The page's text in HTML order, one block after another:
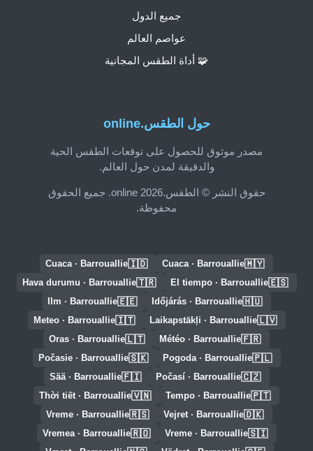
حول الطقس.online
مصدر موثوق للحصول على توقعات الطقس الحية
والدقيقة لمدن حول العالم.
حقوق النشر © الطقس.online 2026. جميع الحقوق
محفوظة.
جميع الدول
عواصم العالم
🧩 أداة الطقس المجانية
🇲🇾
Cuaca · Barrouallie
🇮🇩
Cuaca · Barrouallie
🇪🇸
El tiempo · Barrouallie
🇹🇷
Hava durumu · Barrouallie
🇭🇺
Időjárás · Barrouallie
🇪🇪
Ilm · Barrouallie
🇱🇻
Laikapstākļi · Barrouallie
🇮🇹
Meteo · Barrouallie
🇫🇷
Météo · Barrouallie
🇱🇹
Oras · Barrouallie
🇵🇱
Pogoda · Barrouallie
🇸🇰
Počasie · Barrouallie
🇨🇿
Počasí · Barrouallie
🇫🇮
Sää · Barrouallie
🇵🇹
Tempo · Barrouallie
🇻🇳
Thời tiết · Barrouallie
🇩🇰
Vejret · Barrouallie
🇷🇸
Vreme · Barrouallie
🇸🇮
Vreme · Barrouallie
🇷🇴
Vremea · Barrouallie